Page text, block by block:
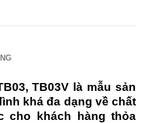
TB03V là mẫu sản
khá đa dạng về chất
cho khách hàng thỏa